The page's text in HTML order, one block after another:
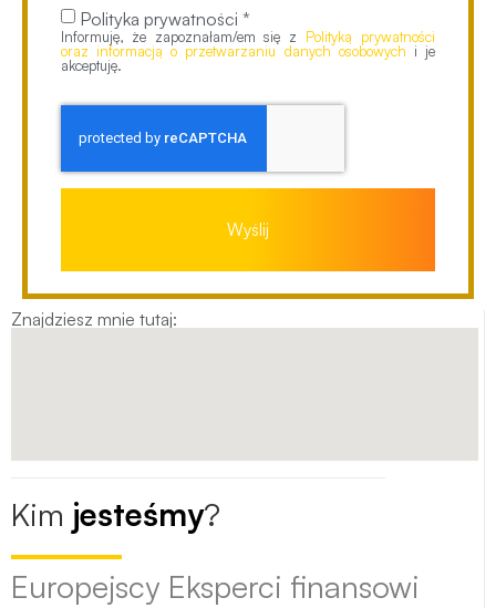
Znajdziesz mnie tutaj:
Kim jesteśmy?
Europejscy Eksperci finansowi
Polityka prywatności *
Informuję, że zapoznałam/em się z Polityką prywatności
oraz informacją o przetwarzaniu danych osobowych i je
akceptuję.
Wyślij